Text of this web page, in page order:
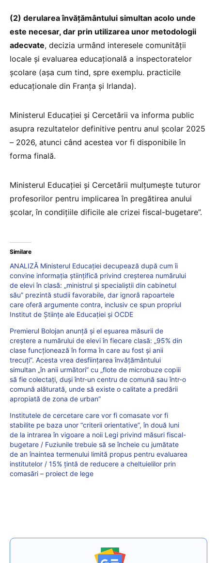
(2) derularea învățământului simultan acolo unde
este necesar, dar prin utilizarea unor metodologii
adecvate, decizia urmând interesele comunității
locale și evaluarea educațională a inspectoratelor
școlare (așa cum tind, spre exemplu. practicile
educaționale din Franța și Irlanda).
Ministerul Educației și Cercetării va informa public
asupra rezultatelor definitive pentru anul școlar 2025
– 2026, atunci când acestea vor fi disponibile în
forma finală.
Ministerul Educației și Cercetării mulțumește tuturor
profesorilor pentru implicarea în pregătirea anului
școlar, în condițiile dificile ale crizei fiscal-bugetare”.
Similare
ANALIZĂ Ministerul Educației decupează după cum îi
convine informația științifică privind creșterea numărului
de elevi în clasă: „ministrul și specialiștii din cabinetul
său” prezintă studii favorabile, dar ignoră rapoartele
care oferă argumente contra, inclusiv ce spun propriul
Institut de Științe ale Educației și OCDE
Premierul Bolojan anunță și el eșuarea măsurii de
creștere a numărului de elevi în fiecare clasă: „95% din
clase funcționează în forma în care au fost și anii
trecuți”. Acesta vrea desființarea învățământului
simultan „în anii următori” cu „flote de microbuze copiii
să fie colectați, duși într-un centru de comună sau într-o
comună alăturată, unde să existe o calitate a predării
apropiată de zona de urban”
Institutele de cercetare care vor fi comasate vor fi
stabilite pe baza unor “criterii orientative”, în două luni
de la intrarea în vigoare a noii Legi privind măsuri fiscal-
bugetare / Fuziunile trebuie să se încheie cu jumătate
de an înaintea termenului limită propus pentru evaluarea
institutelor / 15% țintă de reducere a cheltuielilor prin
comasări – proiect de lege